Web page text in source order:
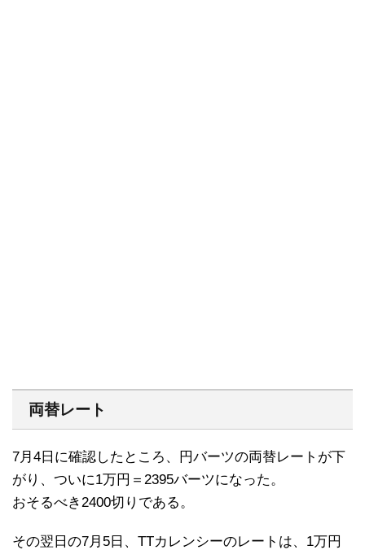
両替レート
7月4日に確認したところ、円バーツの両替レートが下
がり、ついに1万円＝2395バーツになった。
おそるべき2400切りである。
その翌日の7月5日、TTカレンシーのレートは、1万円